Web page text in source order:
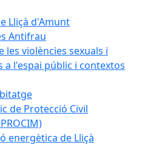
Lliçà d'Amunt
Antifrau
les violències sexuals i
a l'espai públic i contextos
de Protecció Civil
energètica de Lliçà